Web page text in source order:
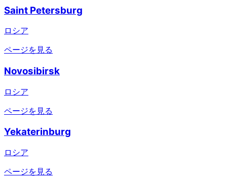
Saint Petersburg
ロシア
ページを見る
Novosibirsk
ロシア
ページを見る
Yekaterinburg
ロシア
ページを見る